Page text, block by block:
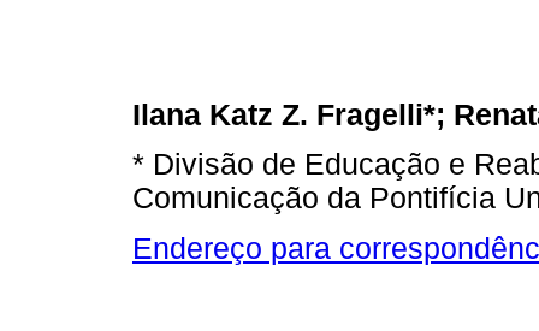
Ilana Katz Z. Fragelli*;
* Divisão de Educação e
Comunicação da Pontifícia
Endereço para